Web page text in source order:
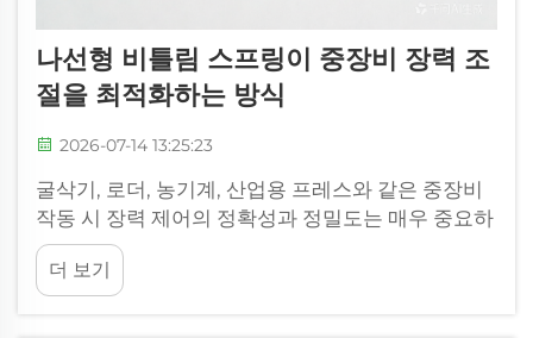
나선형 비틀림 스프링이 중장비 장력 조
절을 최적화하는 방식
2026-07-14 13:25:23
굴삭기, 로더, 농기계, 산업용 프레스와 같은 중장비
작동 시 장력 제어의 정확성과 정밀도는 매우 중요하
다. 균형 조절 시스템, 브레이크, 컨베이어 장력 조절
장치, 밸브 복귀 스프링 등 다양한 용도에서...
더 보기